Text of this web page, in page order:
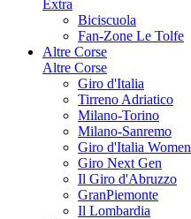
Extra
Biciscuola
Fan-Zone Le Tolfe
Altre Corse
Altre Corse
Giro d'Italia
Tirreno Adriatico
Milano-Torino
Milano-Sanremo
Giro d'Italia Women
Giro Next Gen
Il Giro d'Abruzzo
GranPiemonte
Il Lombardia